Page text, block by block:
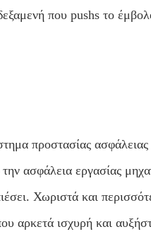
που pushs το
προστασίας ασφάλειας
ασφάλεια εργασίας
Χωριστά και
αρκετά ισχυρή και